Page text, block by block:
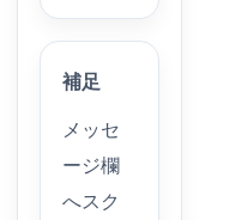
補足
メッセ
ージ欄
へスク